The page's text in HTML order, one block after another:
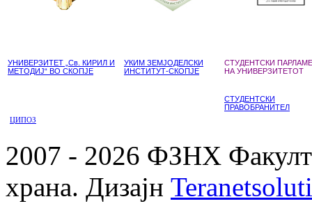
УНИВЕРЗИТЕТ „Св. КИРИЛ И
МЕТОДИЈ“ ВО СКОПЈЕ
УКИМ ЗЕМЈОДЕЛСКИ
ИНСТИТУТ-СКОПЈЕ
СТУДЕНТСКИ
НА УНИВЕРЗИТЕТОТ
СТУДЕНТСКИ
ПРАВОБРАНИТЕЛ
ЦИПОЗ
2007 - 2026 ФЗНХ
храна. Дизајн